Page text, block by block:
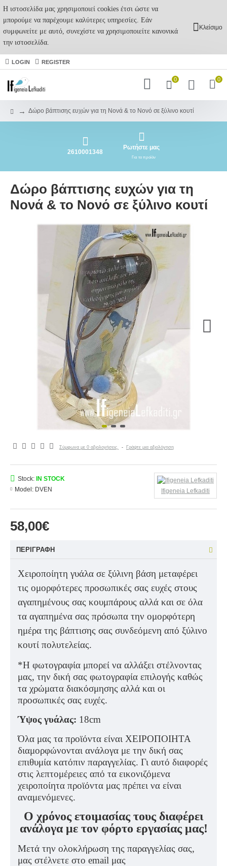
Η ιστοσελίδα μας χρησιμοποιεί cookies έτσι ώστε να
μπορούμε να παρέχουμε καλύτερες υπηρεσίες. Εάν
συμφωνείτε με αυτό, συνεχίστε να χρησιμοποιείτε κανονικά
την ιστοσελίδα.
Κλείσιμο
LOGIN REGISTER
0 0
Δώρο βάπτισης ευχών για τη Νονά & το Νονό σε ξύλινο κουτί
2610001348
Ρωτήστε μας
Για το προϊόν
Δώρο βάπτισης ευχών για τη
Νονά & το Νονό σε ξύλινο κουτί
Σύμφωνα με 0 αξιολογήσεις. - Γράψτε μια αξιολόγηση
58,00€
Stock: IN STOCK
Model: DVEN Ifigeneia Lefkaditi
ΠΕΡΙΓΡΑΦΉ
Χειροποίητη γυάλα σε ξύλινη βάση μεταφέρει
τις ομορφότερες προσωπικές σας ευχές στους
αγαπημένους σας κουμπάρους αλλά και σε όλα
τα αγαπημένα σας πρόσωπα την ομορφότερη
ημέρα της βάπτισης σας συνδεόμενη από ξύλινο
κουτί πολυτελείας.
*Η φωτογραφία μπορεί να αλλάξει στέλνοντας
μας, την δική σας φωτογραφία επιλογής καθώς
τα χρώματα διακόσμησης αλλά και οι
προσωπικές σας ευχές.
Ύψος γυάλας: 18cm
Όλα μας τα προϊόντα είναι ΧΕΙΡΟΠΟΙΗΤΑ
διαμορφώνονται ανάλογα με την δική σας
επιθυμία κατόπιν παραγγελίας. Γι αυτό διαφορές
στις λεπτομέρειες από τα εικονιζόμενα
χειροποίητα προϊόντα μας πρέπει να είναι
αναμενόμενες.
Ο χρόνος ετοιμασίας τους διαφέρει
ανάλογα με τον φόρτο εργασίας μας!
Μετά την ολοκλήρωση της παραγγελίας σας,
μας στέλνετε στο email μας